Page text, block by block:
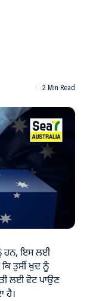
2 Min Read
ਹਨ, ਇਸ ਲਈ
ਤੁਸੀਂ ਖ਼ੁਦ ਨੂੰ
ਲਈ ਵੋਟ ਪਾਉਣ
ਹੈ।